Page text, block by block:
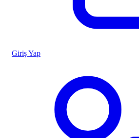
Giriş Yap